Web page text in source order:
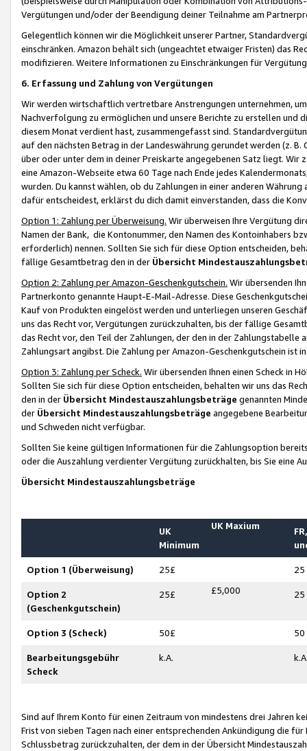
Vergütungen und/oder der Beendigung deiner Teilnahme am
Gelegentlich können wir die Möglichkeit unserer Partner,
einschränken. Amazon behält sich (ungeachtet etwaiger Fristen) das
modifizieren. Weitere Informationen zu Einschränkungen für
6. Erfassung und Zahlung von Vergütungen
Wir werden wirtschaftlich vertretbare Anstrengungen unternehmen,
Nachverfolgung zu ermöglichen und unsere Berichte zu erstellen und
diesem Monat verdient hast, zusammengefasst sind.
auf den nächsten Betrag in der Landeswährung gerundet werden (z.
über oder unter dem in deiner Preiskarte angegebenen Satz liegt.
eine Amazon-Webseite etwa 60 Tage nach Ende jedes
wurden. Du kannst wählen, ob du Zahlungen in einer anderen
dafür entscheidest, erklärst du dich damit einverstanden, dass die
Option 1: Zahlung per Überweisung. Wir überweisen Ihre Vergütung
Namen der Bank, die Kontonummer, den Namen des Kontoinhabers
erforderlich) nennen. Sollten Sie sich für diese Option entscheiden,
fällige Gesamtbetrag den in der Übersicht
Option 2: Zahlung per Amazon-Geschenkgutschein. Wir übersenden
Partnerkonto genannte Haupt-E-Mail-Adresse. Diese
Kauf von Produkten eingelöst werden und unterliegen unseren
uns das Recht vor, Vergütungen zurückzuhalten, bis der fällige
das Recht vor, den Teil der Zahlungen, der den in der
Zahlungsart angibst. Die Zahlung per Amazon-Geschenkgutschein ist
Option 3: Zahlung per Scheck. Wir übersenden Ihnen einen Scheck in
Sollten Sie sich für diese Option entscheiden, behalten wir uns das
den in der Übersicht Mindestauszahlungsbeträge genannten
der Übersicht Mindestauszahlungsbeträge angegebene
und Schweden nicht verfügbar.
Sollten Sie keine gültigen Informationen für die Zahlungsoption
oder die Auszahlung verdienter Vergütung zurückhalten, bis Sie
Übersicht Mindestauszahlungsbeträge
UK
Minimum
UK Maxium
Option 1 (Überweisung) 25£ 25
Option 2
(Geschenkgutschein)
25£ £5,000 25
Option 3 (Scheck) 50£ 50
Bearbeitungsgebühr
Scheck
k.A.
Sind auf Ihrem Konto für einen Zeitraum von mindestens drei Jahren
Frist von sieben Tagen nach einer entsprechenden Ankündigung die
Schlussbetrag zurückzuhalten, der dem in der Übersicht